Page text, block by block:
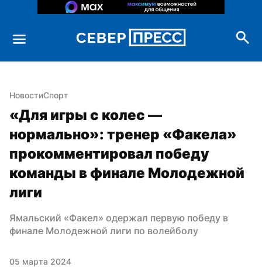
НовостиСпорт
«Для игры с колес —
нормально»: тренер «Факела»
прокомментировал победу
команды в финале Молодежной
лиги
Ямальский «Факел» одержал первую победу в
финале Молодежной лиги по волейболу
05 марта 2024